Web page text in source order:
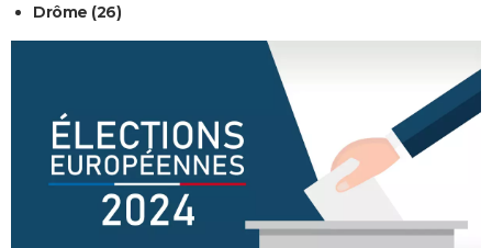
Drôme (26)